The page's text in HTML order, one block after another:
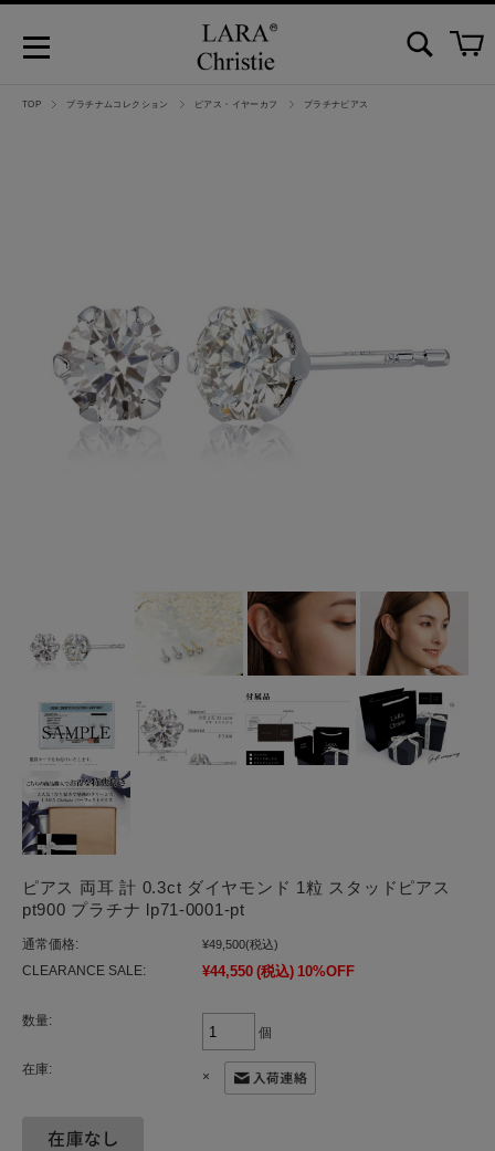
TOP プラチナムコレクション ピアス・イヤーカフ プラチナピアス
ピアス 両耳 計 0.3ct ダイヤモンド 1粒 スタッドピアス
pt900 プラチナ lp71-0001-pt
通常価格: ¥49,500(税込)
CLEARANCE SALE: ¥44,550 (税込) 10%OFF
数量:
個
在庫:
×